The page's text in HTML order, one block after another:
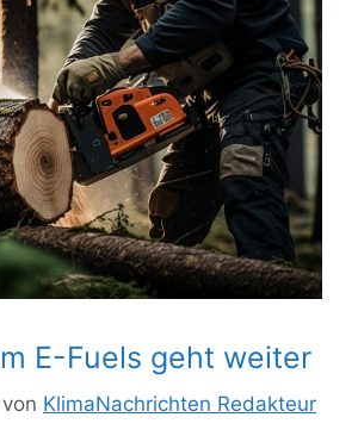
E-Fuels geht weiter
von KlimaNachrichten Redakteur